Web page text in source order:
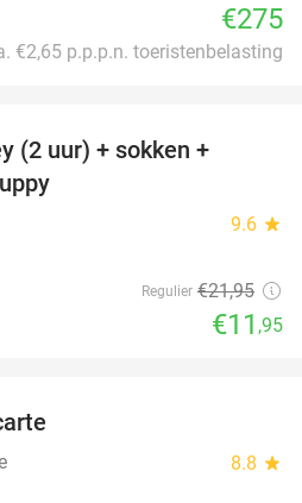
€275
€2,65 p.p.p.n. toeristenbelasting
(2 uur) + sokken +
9.6 star
Regulier €21,95
€11 ,95
8.8 star